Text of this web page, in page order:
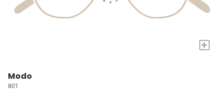
+
Modo
801